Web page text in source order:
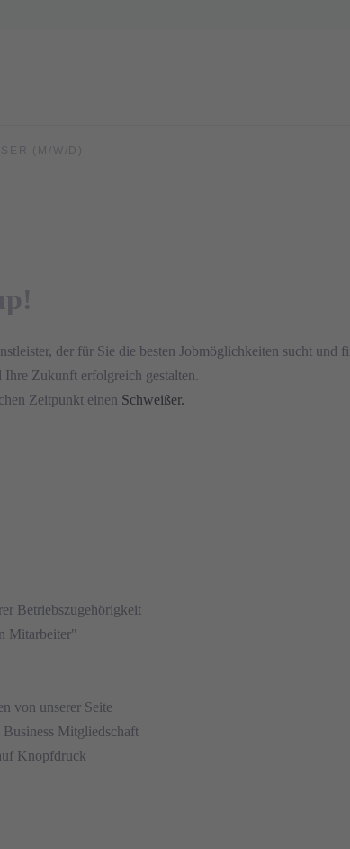
(M/W/D)
der für Sie die besten Jobmöglichkeiten sucht und
Zukunft erfolgreich gestalten.
Zeitpunkt einen Schweißer.
Betriebszugehörigkeit
Mitarbeiter"
von unserer Seite
Mitgliedschaft
Knopfdruck